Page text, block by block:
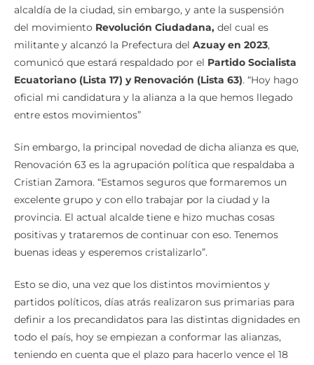
alcaldía de la ciudad, sin embargo, y ante la suspensión
del movimiento Revolución Ciudadana, del cual es
militante y alcanzó la Prefectura del Azuay en 2023,
comunicó que estará respaldado por el Partido Socialista
Ecuatoriano (Lista 17) y Renovación (Lista 63). “Hoy hago
oficial mi candidatura y la alianza a la que hemos llegado
entre estos movimientos”
Sin embargo, la principal novedad de dicha alianza es que,
Renovación 63 es la agrupación política que respaldaba a
Cristian Zamora. “Estamos seguros que formaremos un
excelente grupo y con ello trabajar por la ciudad y la
provincia. El actual alcalde tiene e hizo muchas cosas
positivas y trataremos de continuar con eso. Tenemos
buenas ideas y esperemos cristalizarlo”.
Esto se dio, una vez que los distintos movimientos y
partidos políticos, días atrás realizaron sus primarias para
definir a los precandidatos para las distintas dignidades en
todo el país, hoy se empiezan a conformar las alianzas,
teniendo en cuenta que el plazo para hacerlo vence el 18